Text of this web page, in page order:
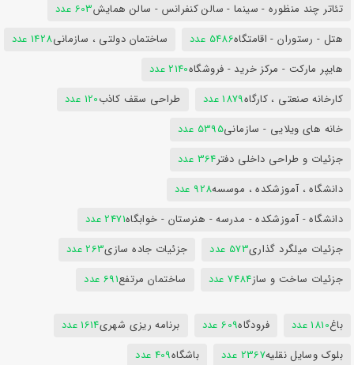
تئاتر چند منظوره - سینما - سالن کنفرانس - سالن همایش603 عدد
هتل - رستوران - اقامتگاه5486 عدد ساختمان دولتی ، سازمانی1428 عدد
هایپر مارکت - مرکز خرید - فروشگاه2140 عدد
کارخانه صنعتی ، کارگاه1879 عدد طراحی سقف کاذب120 عدد
خانه های ویلایی - سازمانی5395 عدد
جزئیات و طراحی داخلی دفتر364 عدد
دانشگاه ، آموزشکده ، موسسه928 عدد
دانشگاه - آموزشکده - مدرسه - هنرستان - خوابگاه2471 عدد
جزئیات میلگرد گذاری573 عدد جزئیات جاده سازی263 عدد
جزئیات ساخت و ساز7484 عدد ساختمان مرتفع691 عدد
باغ1810 عدد فرودگاه609 عدد برنامه ریزی شهری1614 عدد
بلوک وسایل نقلیه2367 عدد باشگاه409 عدد